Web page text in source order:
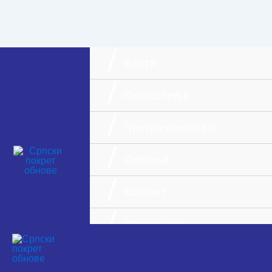
Документи
Српски покрет обнове национална је
странка монархистичких и